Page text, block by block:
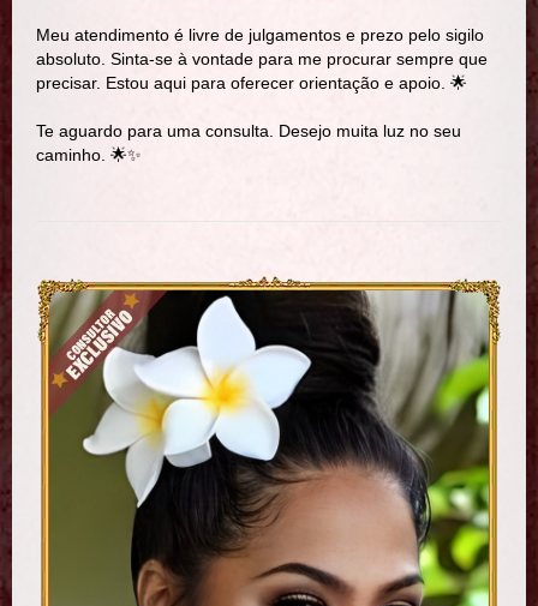
Meu atendimento é livre de julgamentos e prezo pelo sigilo
absoluto. Sinta-se à vontade para me procurar sempre que
precisar. Estou aqui para oferecer orientação e apoio. 🌟
Te aguardo para uma consulta. Desejo muita luz no seu
caminho. 🌟✨